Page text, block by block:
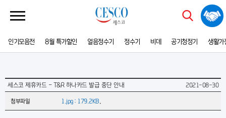
인기모음전 8월 특가할인 얼음정수기 정수기 비데 공기청정기 생활가
세스코 제휴카드 - T&R 하나카드 발급 중단 안내 2021-08-30
첨부파일 1.jpg : 179.2KB